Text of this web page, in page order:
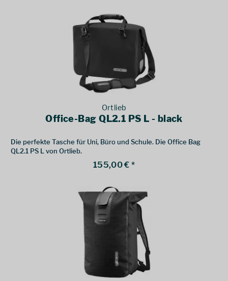
Ortlieb
Office-Bag QL2.1 PS L - black
Die perfekte Tasche für Uni, Büro und Schule. Die Office Bag
QL2.1 PS L von Ortlieb.
155,00 € *